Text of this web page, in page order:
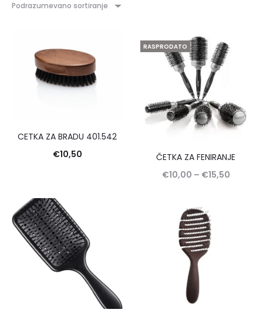
Podrazumevano sortiranje
CETKA ZA BRADU 401.542
€10,50
RASPRODATO
ČETKA ZA FENIRANJE
€10,00 – €15,50